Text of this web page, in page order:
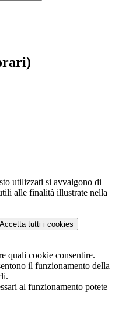
utilizzati si avvalgono di
alle finalità illustrate nella
Accetta tutti i cookies
quali cookie consentire.
il funzionamento della
al funzionamento potete